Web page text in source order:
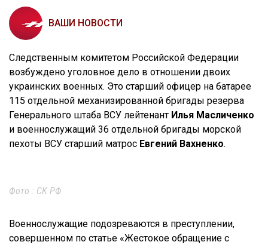
ВАШИ НОВОСТИ
Следственным комитетом Российской Федерации
возбуждено уголовное дело в отношении двоих
украинских военных. Это старший офицер на батарее
115 отдельной механизированной бригады резерва
Генерального штаба ВСУ лейтенант Илья Масличенко
и военнослужащий 36 отдельной бригады морской
пехоты ВСУ старший матрос Евгений Вахненко.
Фото : СК РФ
Военнослужащие подозреваются в преступлении,
совершенном по статье «Жестокое обращение с